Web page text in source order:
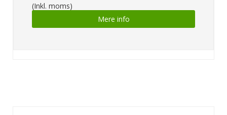
(Inkl. moms)
Mere info